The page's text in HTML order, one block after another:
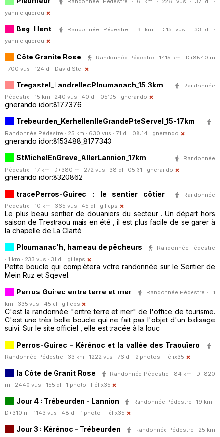
Randonnée Pédestre · 6 km · 226 vus · 37 dl ·
yannic.querou
Beg Hent
Randonnée Pédestre · 6 km · 315 vus · 33 dl ·
yannic.querou
Côte Granite Rose
Randonnée Pédestre · 1415 km · D+8540 m
· 700 vus · 124 dl · David.Stef
Tregastel_LandrellecPloumanach_15.3km
Randonnée
Pédestre · 15 km · 240 vus · 40 dl · 05:05 · gnerando
gnerando idor:8177376
Trebeurden_KerhellenIleGrandePteServel_15-17km
Randonnée Pédestre · 25 km · 630 vus · 71 dl · 08:14 · gnerando
gnerando idor:8153488_8177343
StMichelEnGreve_AllerLannion_17km
Randonnée
Pédestre · 17 km · D+380 m · 272 vus · 38 dl · 05:31 · gnerando
gnerando idor:8320862
tracePerros-Guirec : le sentier côtier
Randonnée
Pédestre · 10 km · 365 vus · 45 dl · gilleps
Le plus beau sentier de douaniers du secteur . Un départ hors
saison de Trestraou mais en été , il est plus facile de se garer à
la chapelle de La Clarté
Ploumanac'h, hameau de pêcheurs
Randonnée Pédestre
· 1 km · 233 vus · 31 dl · gilleps
Petite boucle qui complètera votre randonnée sur le Sentier de
Mein Ruz et Sqevel.
Perros Guirec entre terre et mer
Randonnée Pédestre · 11
km · 335 vus · 45 dl · gilleps
C'est la randonnée "entre terre et mer" de l'office de tourisme.
C'est une très belle boucle qui ne fait pas l'objet d'un balisage
suivi. Sur le site officiel , elle est tracée à la louc
Perros-Guirec - Kérénoc et la vallée des Traouïero
Randonnée Pédestre · 33 km · 1222 vus · 76 dl · 2 photos · Félix35
la Côte de Granit Rose
Randonnée Pédestre · 84 km · D+820
m · 2440 vus · 155 dl · 1 photo · Félix35
Jour 4 : Trébeurden - Lannion
Randonnée Pédestre · 19 km ·
D+310 m · 1143 vus · 48 dl · 1 photo · Félix35
Jour 3 : Kérénoc - Trébeurden
Randonnée Pédestre · 25 km